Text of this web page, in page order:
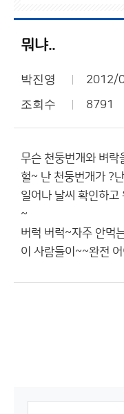
뭐냐..
박진영 2012/
조회수 8791
무슨 천둥번개와 벼락
헐~ 난 천둥번개가 ?
일어나 날씨 확인하고
~
버럭 버럭~자주 안먹
이 사람들이~~완전